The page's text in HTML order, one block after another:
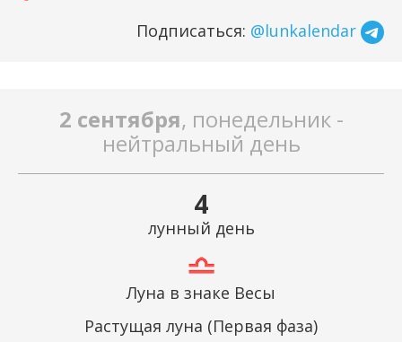
Подписаться: @lunkalendar
2 сентября, понедельник -
нейтральный день
4
лунный день
Луна в знаке Весы
Растущая луна (Первая фаза)